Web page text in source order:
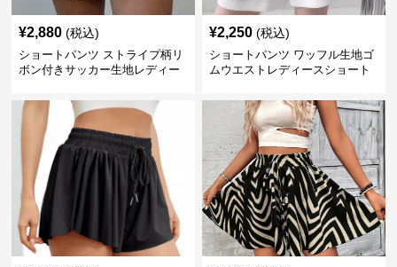
¥2,880 (税込)
ショートパンツ ストライプ柄リ
ボン付きサッカー生地レディー
¥2,250 (税込)
ショートパンツ ワッフル生地ゴ
ムウエストレディースショート